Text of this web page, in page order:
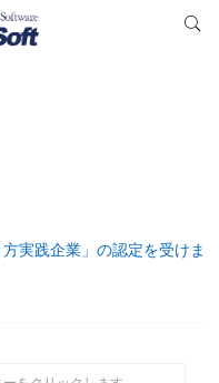
実践企業」の認定を受けま